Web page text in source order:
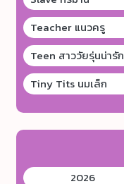
Teacher แนวครู
Teen สาววัยรุ่นน่ารัก
Tiny Tits นมเล็ก
2026